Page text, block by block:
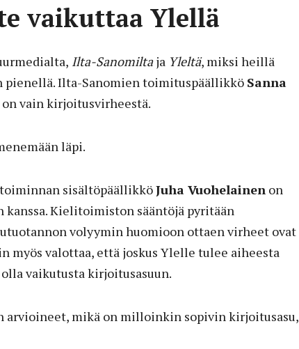
vaikuttaa Ylellä
Ilta-Sanomiltaja Yleltä, miksi heillä
pienellä. Ilta-Sanomien toimituspäällikkö Sanna
vain kirjoitusvirheestä.
läpi.
sisältöpäällikköJuha Vuohelainen on
Kielitoimiston sääntöjä pyritään
volyymin huomioon ottaen virheet ovat
myös valottaa, että joskus Ylelle tulee aiheesta
vaikutusta kirjoitusasuun.
arvioineet, mikä on milloinkin sopivin kirjoitusasu,